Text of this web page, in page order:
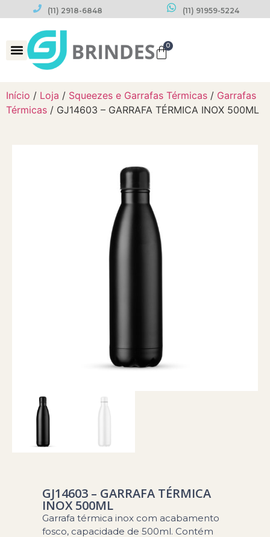
(11) 2918-6848 (11) 91959-5224
0
Início / Loja / Squeezes e Garrafas Térmicas / Garrafas
Térmicas / GJ14603 – GARRAFA TÉRMICA INOX 500ML
GJ14603 – GARRAFA TÉRMICA
INOX 500ML
Garrafa térmica inox com acabamento
fosco, capacidade de 500ml. Contém